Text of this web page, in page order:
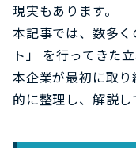
現実もあります。
本記事では、数多
ト」 を行ってきた
本企業が最初に取
的に整理し、解説し